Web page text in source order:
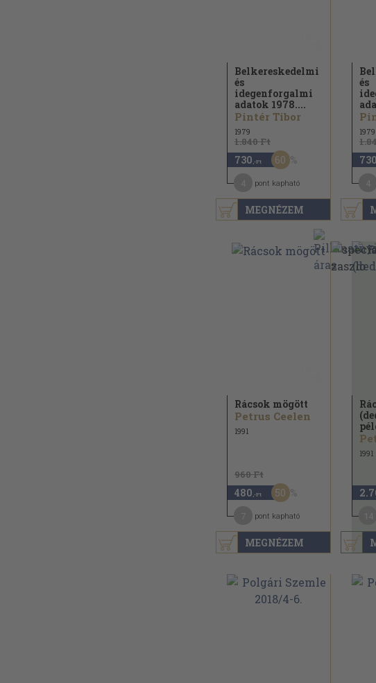
MEGNÉZEM
Belkereskedelmi
és
idegenforgalmi
adatok 1978....
Pintér Tibor
1979
1.840 Ft
730 ,-Ft 60
pont kapható
és
1979
730
MEGNÉZEM
Rácsok mögött
Petrus Ceelen
1991
960 Ft
480 ,-Ft 50
pont kapható
1991